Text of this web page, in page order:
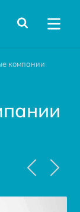
компании